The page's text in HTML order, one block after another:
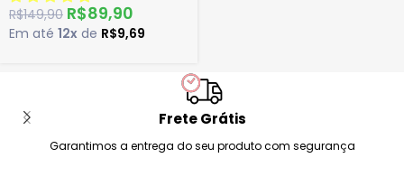
R$149,90 R$89,90
Em até 12x de R$9,69
Frete Grátis
Garantimos a entrega do seu produto com segurança